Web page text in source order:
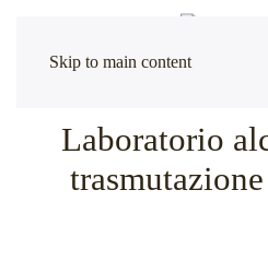
Skip to main content
Laboratorio